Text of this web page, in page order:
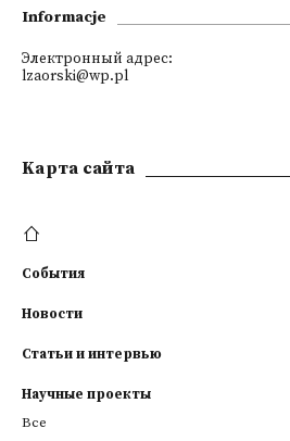
Informacje
Электронный адрес:
lzaorski@wp.pl
Kарта сайта
События
Новости
Статьи и интервью
Научные проекты
Все